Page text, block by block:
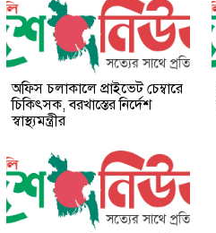
অফিস চলাকালে প্রাইভেট চেম্বারে
চিকিৎসক, বরখাস্তের নির্দেশ
স্বাস্থ্যমন্ত্রীর